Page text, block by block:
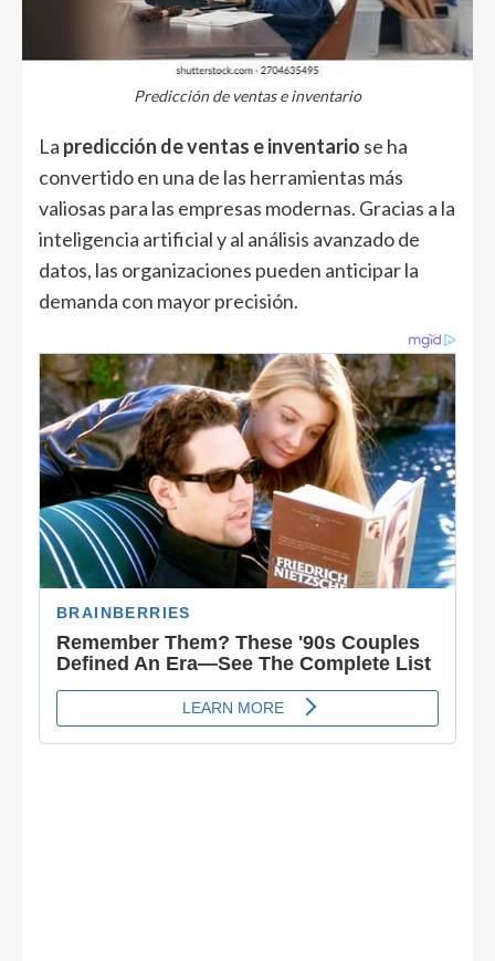
Predicción de ventas e inventario
La predicción de ventas e inventario se ha
convertido en una de las herramientas más
valiosas para las empresas modernas. Gracias a la
inteligencia artificial y al análisis avanzado de
datos, las organizaciones pueden anticipar la
demanda con mayor precisión.